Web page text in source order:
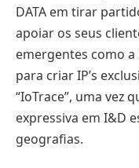
DATA em tirar
apoiar os seus
emergentes como a
para criar IP’s
“IoTrace”, uma vez
expressiva em I&D
geografias.